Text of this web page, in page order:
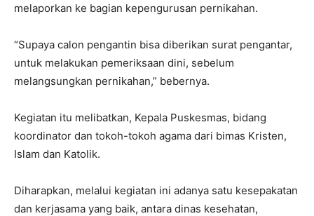
melaporkan ke bagian kepengurusan pernikahan.
“Supaya calon pengantin bisa diberikan surat pengantar,
untuk melakukan pemeriksaan dini, sebelum
melangsungkan pernikahan,” bebernya.
Kegiatan itu melibatkan, Kepala Puskesmas, bidang
koordinator dan tokoh-tokoh agama dari bimas Kristen,
Islam dan Katolik.
Diharapkan, melalui kegiatan ini adanya satu kesepakatan
dan kerjasama yang baik, antara dinas kesehatan,